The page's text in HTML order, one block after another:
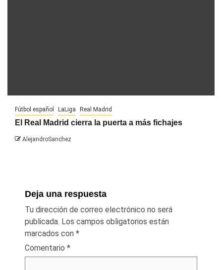
Fútbol español LaLiga Real Madrid
El Real Madrid cierra la puerta a más fichajes
AlejandroSanchez
Deja una respuesta
Tu dirección de correo electrónico no será
publicada. Los campos obligatorios están
marcados con *
Comentario *